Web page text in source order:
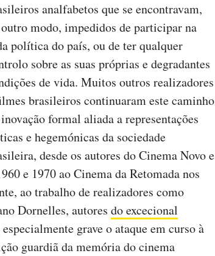
analfabetos que se encontravam,
modo, impedidos de participar na
política do país, ou de ter qualquer
sobre as suas próprias e degradantes
de vida. Muitos outros realizadores
brasileiros continuaram este caminho
formal aliada a representações
e hegemónicas da sociedade
desde os autores do Cinema Novo e
e 1970 ao Cinema da Retomada nos
ao trabalho de realizadores como
Dornelles, autores do excecional
grave o ataque em curso à
guardiã da memória do cinema